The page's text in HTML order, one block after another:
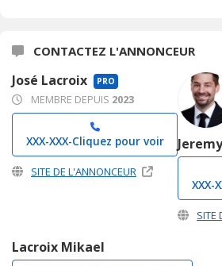
CONTACTEZ L'ANNONCEUR
José Lacroix PRO
MEMBRE DEPUIS 2023
XXX-XXX-Cliquez pour voir
SITE DE L'ANNONCEUR
XXX-
SITE
Lacroix Mikael